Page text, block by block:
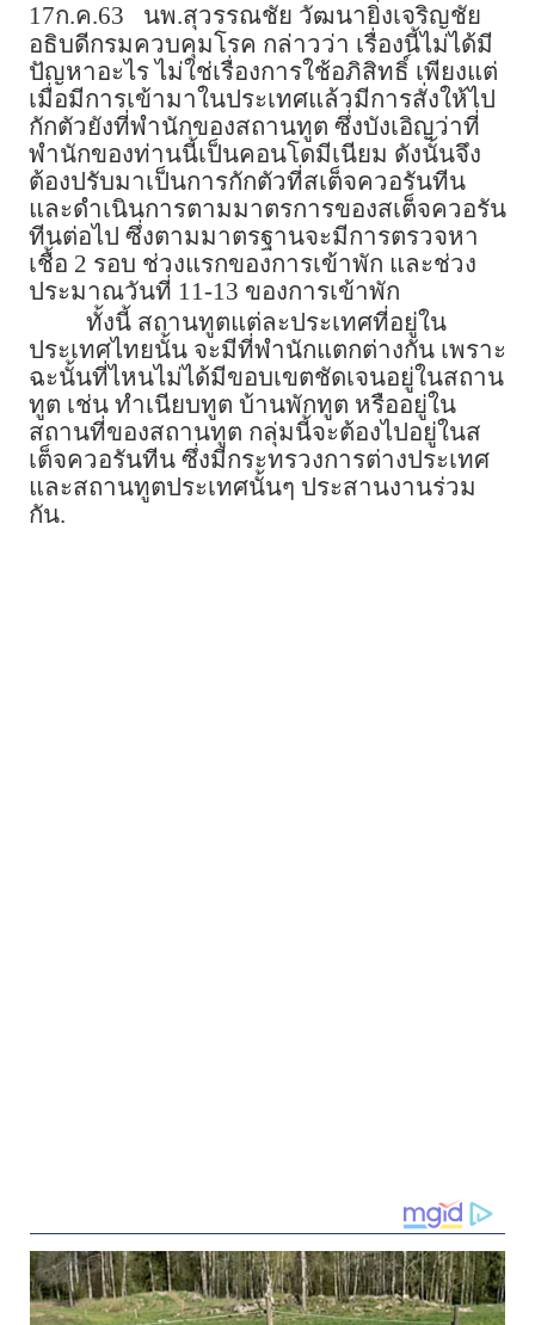
17ก.ค.63
นพ.สุวรรณชัย วัฒนายิ่งเจริญชัย
อธิบดีกรมควบคุมโรค กล่าวว่า เรื่องนี้ไม่ได้มี
ปัญหาอะไร ไม่ใช่เรื่องการใช้อภิสิทธิ์ เพียงแต่
เมื่อมีการเข้ามาในประเทศแล้วมีการสั่งให้ไป
กักตัวยังที่พำนักของสถานทูต ซึ่งบังเอิญว่าที่
พำนักของท่านนี้เป็นคอนโดมีเนียม ดังนั้นจึง
ต้องปรับมาเป็นการกักตัวที่สเต็จควอรันทีน
และดำเนินการตามมาตรการของสเต็จควอรัน
ทีนต่อไป ซึ่งตามมาตรฐานจะมีการตรวจหา
เชื้อ 2 รอบ ช่วงแรกของการเข้าพัก และช่วง
ประมาณวันที่ 11-13 ของการเข้าพัก
ทั้งนี้ สถานทูตแต่ละประเทศที่อยู่ใน
ประเทศไทยนั้น จะมีที่พำนักแตกต่างกัน เพราะ
ฉะนั้นที่ไหนไม่ได้มีขอบเขตชัดเจนอยู่ในสถาน
ทูต เช่น ทำเนียบทูต บ้านพักทูต หรืออยู่ใน
สถานที่ของสถานทูต กลุ่มนี้จะต้องไปอยู่ในส
เต็จควอรันทีน ซึ่งมีกระทรวงการต่างประเทศ
และสถานทูตประเทศนั้นๆ ประสานงานร่วม
กัน.